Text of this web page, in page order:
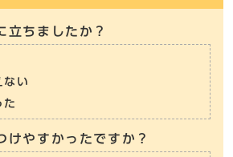
立ちましたか？
ない
た
けやすかったですか？